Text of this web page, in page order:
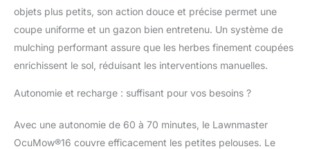
pouvez ajuster la
selon vos souhaits.
Pour une pelouse
haute, commencez
progressivement à la
pour une pelouse
toujours soignée.
objets plus petits, son action douce et précise permet une
coupe uniforme et un gazon bien entretenu. Un système de
mulching performant assure que les herbes finement coupées
enrichissent le sol, réduisant les interventions manuelles.
Autonomie et recharge : suffisant pour vos besoins ?
Avec une autonomie de 60 à 70 minutes, le Lawnmaster
OcuMow®16 couvre efficacement les petites pelouses. Le